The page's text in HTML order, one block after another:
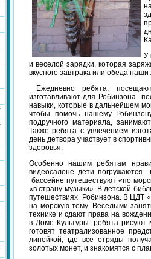
и веселой зарядки, которая
вкусного завтрака или обеда
Ежедневно ребята,
изготавливают для Робинзона
навыки, которые в дальнейшем
чтобы помочь нашему
подручного материала,
Также ребята с увлечением
день детвора участвует в
здоровья.
Особенно нашим ребятам
видеосалоне дети
бассейне путешествуют «по
«в страну музыки». В детской
путешествиях Робинзона. В ЦДТ
на морскую тему. Веселыми
технике и сдают права на
в Доме Культуры: ребята рисуют
готовят театрализованное
линейкой, где все отряды
золотых монет, и знакомятся с